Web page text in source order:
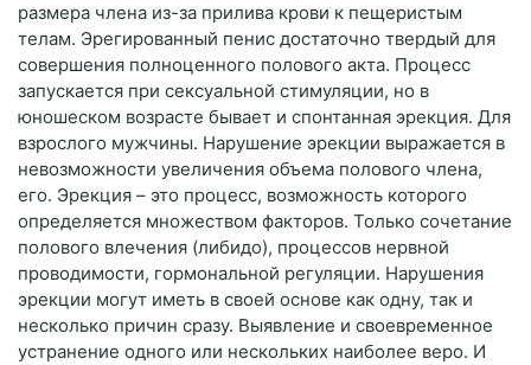
размера члена из-за прилива крови к пещеристым
телам. Эрегированный пенис достаточно твердый для
совершения полноценного полового акта. Процесс
запускается при сексуальной стимуляции, но в
юношеском возрасте бывает и спонтанная эрекция. Для
взрослого мужчины. Нарушение эрекции выражается в
невозможности увеличения объема полового члена,
его. Эрекция – это процесс, возможность которого
определяется множеством факторов. Только сочетание
полового влечения (либидо), процессов нервной
проводимости, гормональной регуляции. Нарушения
эрекции могут иметь в своей основе как одну, так и
несколько причин сразу. Выявление и своевременное
устранение одного или нескольких наиболее веро. И